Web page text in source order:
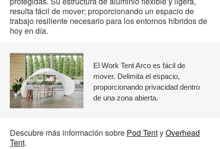
resulta fácil de mover; proporcionando un espacio de
trabajo resiliente necesario para los entornos híbridos de
hoy en día.
El Work Tent Arco es fácil de
mover. Delimita el espacio,
proporcionando privacidad dentro
de una zona abierta.
Descubre más información sobre Pod TentyOverhead
Tent.